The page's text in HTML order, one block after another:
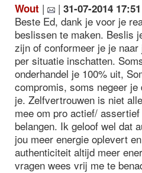
Wout | | 31-07-2014 17:51
Beste Ed, dank je voor je
beslissen te maken. Beslis
zijn of conformeer je je
per situatie inschatten.
onderhandel je 100% uit,
compromis, soms negeer
je. Zelfvertrouwen is niet
mee om pro actief/
belangen. Ik geloof wel dat
jou meer energie oplevert
authenticiteit altijd meer
vragen wees vrij me te